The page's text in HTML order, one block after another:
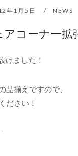
年1月5日 NEWS
コーナー拡
けました！
揃えですので、
ださい！